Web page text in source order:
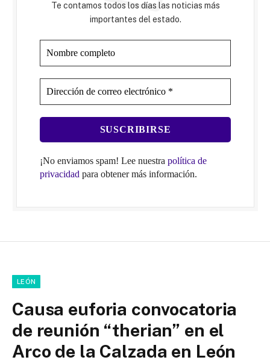
Te contamos todos los días las noticias más
importantes del estado.
¡No enviamos spam! Lee nuestra política de
privacidad para obtener más información.
LEÓN
Causa euforia convocatoria
de reunión “therian” en el
Arco de la Calzada en León